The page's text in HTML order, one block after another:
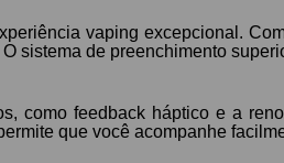
vaping excepcional.
sistema de preenchimento
como feedback háptico e a
que você acompanhe